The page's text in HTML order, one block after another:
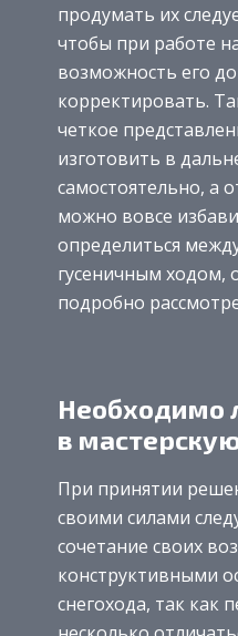
продумать их
чтобы при работе
возможность его
корректировать.
четкое
изготовить в
самостоятельно, а
можно вовсе
определиться
гусеничным ходом,
подробно
Необходимо
в
При принятии
своими силами
сочетание своих
конструктивными
снегохода, так как